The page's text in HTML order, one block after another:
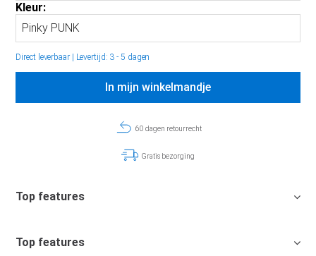
Kleur:
Direct leverbaar Levertijd: 3 - 5 dagen
In mijn winkelmandje
60 dagen retourrecht
Gratis bezorging
Top features
Top features